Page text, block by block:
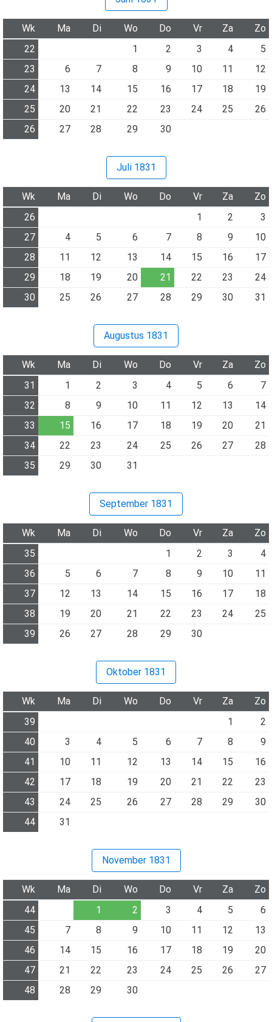
Wk Ma Di Wo Do Vr Za
Zo
22
1 2 3 4
5
23
6 7 8 9 10 11
12
24
13 14 15 16 17 18
19
25
20 21 22 23 24 25
26
26
27 28 29 30
Juli 1831
Wk Ma Di Wo Do Vr Za
Zo
26
1 2
3
27
4 5 6 7 8 9
10
28
11 12 13 14 15 16
17
29
18 19 20 21 22 23
24
30
25 26 27 28 29 30 31
Augustus 1831
Wk Ma Di Wo Do Vr Za
Zo
31
1 2 3 4 5 6
7
32
8 9 10 11 12 13
14
33
15 16 17 18 19 20
21
34
22 23 24 25 26 27
28
35
29 30 31
September 1831
Wk Ma Di Wo Do Vr Za
Zo
35
1 2 3
4
36
5 6 7 8 9 10
11
37
12 13 14 15 16 17
18
38
19 20 21 22 23 24
25
39
26 27 28 29 30
Oktober 1831
Wk Ma Di Wo Do Vr Za
Zo
39
1
2
40
3 4 5 6 7 8
9
41
10 11 12 13 14 15
16
42
17 18 19 20 21 22
23
43
24 25 26 27 28 29
30
44
31
November 1831
Wk Ma Di Wo Do Vr Za
Zo
44
1 2 3 4 5
6
45
7 8 9 10 11 12
13
46
14 15 16 17 18 19
20
47
21 22 23 24 25 26
27
48
28 29 30